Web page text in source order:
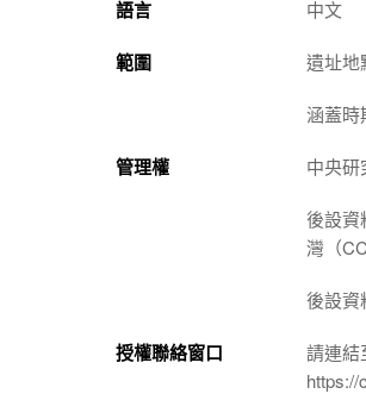
語言 中文
範圍 遺址地
涵蓋時
管理權 中央
後設資
灣（
後設資
授權聯絡窗口
請連結
https://